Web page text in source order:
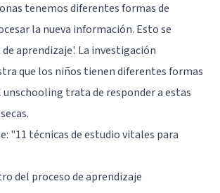
tenemos diferentes formas de
la nueva información. Esto se
aprendizaje'. La investigación
que los niños tienen diferentes formas
unschooling trata de responder a estas
"11 técnicas de estudio vitales para
del proceso de aprendizaje